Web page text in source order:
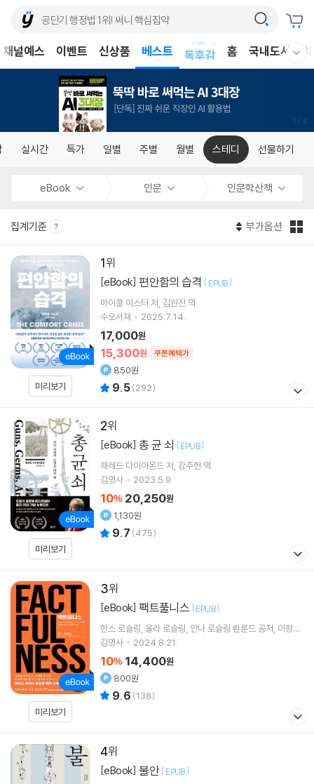
채널예스 이벤트 신상품 베스트
독후감
어린이
홈 국내도서
1 / 4
실시간 특가 일별 주별 월별 스테디 선물하기
eBook 인문 인문학산책
집계기준 부가옵션
1
미리보기
[eBook] 편안함의 습격 [ EPUB]
마이클 이스터 저 김원진 역
수오서재
2025.7.14.
15,300원 쿠폰혜택가
17,000원
850원
9.5(292)
2
미리보기
[eBook] 총 균 쇠 [EPUB]
재레드 다이아몬드 저 강주헌 역
김영사
2023.5.9.
10% 20,250원
1,130원
9.7 (475)
3
미리보기
[eBook] 팩트풀니스 [EPUB]
한스 로슬링 올라 로슬링 안나 로슬링 뢴룬드 공저 이창신
역
김영사 2024.8.21.
10% 14,400원
800원
9.6 (138)
4
[eBook] 불안 [ EPUB]